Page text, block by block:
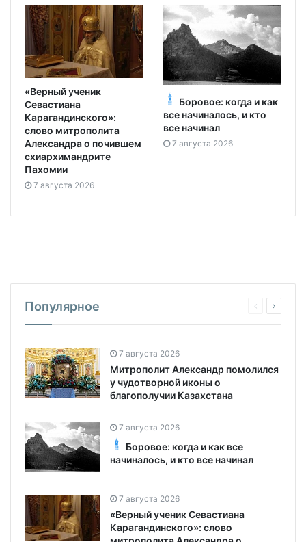
«Верный ученик
Севастиана
Карагандинского»:
слово митрополита
Александра о почившем
схиархимандрите
Пахомии
7 августа 2026
Боровое: когда и как
все начиналось, и кто
все начинал
7 августа 2026
Популярное
7 августа 2026
Митрополит Александр помолился
у чудотворной иконы о
благополучии Казахстана
7 августа 2026
Боровое: когда и как все
начиналось, и кто все начинал
7 августа 2026
«Верный ученик Севастиана
Карагандинского»: слово